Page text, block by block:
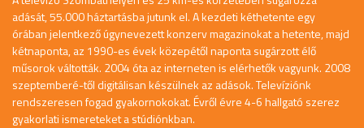
adását, 55.000 háztartásba jutunk el. A kezdeti kéthetente egy
órában jelentkező úgynevezett konzerv magazinokat a hetente, majd
kétnaponta, az 1990-es évek közepétől naponta sugárzott élő
műsorok váltották. 2004 óta az interneten is elérhetők vagyunk. 2008
szeptemberé-től digitálisan készülnek az adások. Televíziónk
rendszeresen fogad gyakornokokat. Évről évre 4-6 hallgató szerez
gyakorlati ismereteket a stúdiónkban.